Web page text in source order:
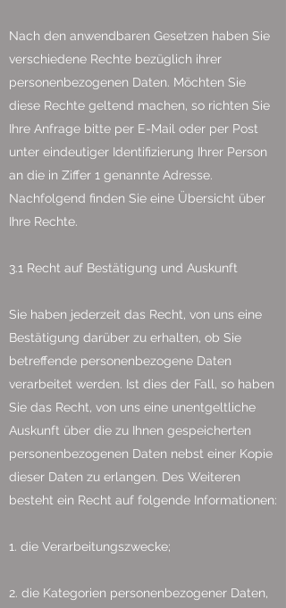
Nach den anwendbaren Gesetzen haben Sie
verschiedene Rechte bezüglich ihrer
personenbezogenen Daten. Möchten Sie
diese Rechte geltend machen, so richten Sie
Ihre Anfrage bitte per E-Mail oder per Post
unter eindeutiger Identifizierung Ihrer Person
an die in Ziffer 1 genannte Adresse.
Nachfolgend finden Sie eine Übersicht über
Ihre Rechte.
3.1 Recht auf Bestätigung und Auskunft
Sie haben jederzeit das Recht, von uns eine
Bestätigung darüber zu erhalten, ob Sie
betreffende personenbezogene Daten
verarbeitet werden. Ist dies der Fall, so haben
Sie das Recht, von uns eine unentgeltliche
Auskunft über die zu Ihnen gespeicherten
personenbezogenen Daten nebst einer Kopie
dieser Daten zu erlangen. Des Weiteren
besteht ein Recht auf folgende Informationen:
1. die Verarbeitungszwecke;
2. die Kategorien personenbezogener Daten,